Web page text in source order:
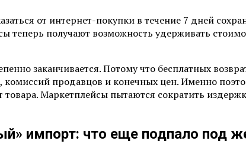
от интернет-покупки в течение 7 дней
теперь получают возможность удерживать
заканчивается. Потому что бесплатных
продавцов и конечных цен. Именно
Маркетплейсы пытаются сократить
импорт: что еще подпало под